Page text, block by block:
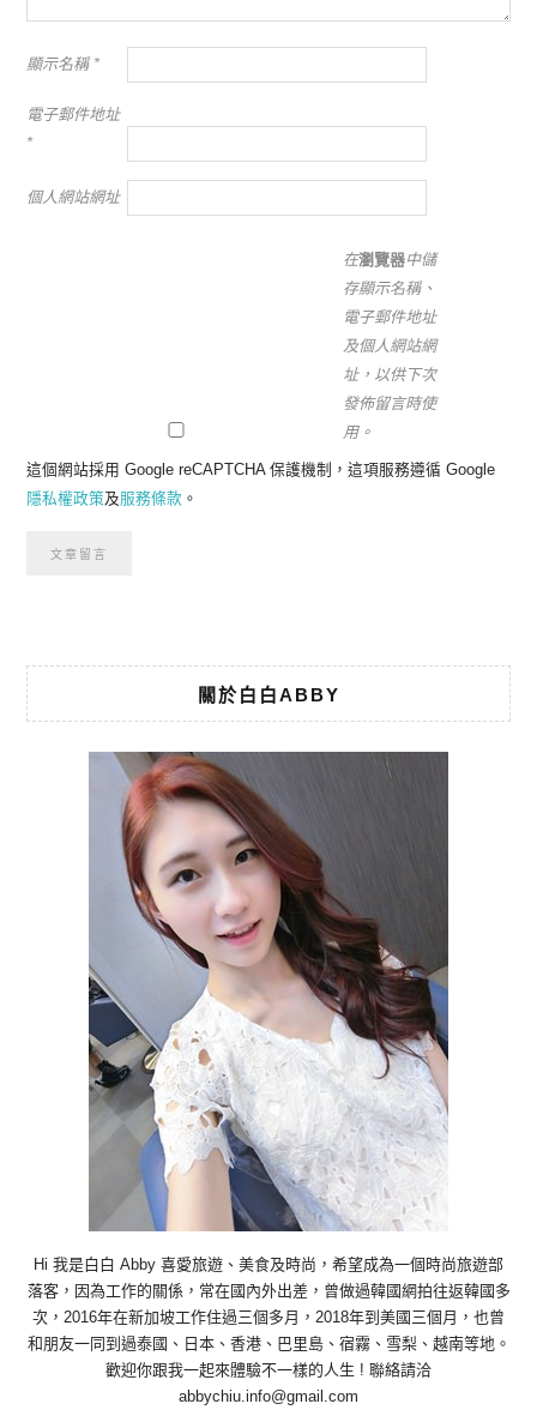
顯示名稱 *
電子郵件地址
*
個人網站網址
在瀏覽器中儲
存顯示名稱、
電子郵件地址
及個人網站網
址，以供下次
發佈留言時使
用。
這個網站採用 Google reCAPTCHA 保護機制，這項服務遵循 Google
隱私權政策及服務條款 。
關於白白ABBY
Hi 我是白白 Abby 喜愛旅遊、美食及時尚，希望成為一個時尚旅遊部
落客，因為工作的關係，常在國內外出差，曾做過韓國網拍往返韓國多
次，2016年在新加坡工作住過三個多月，2018年到美國三個月，也曾
和朋友一同到過泰國、日本、香港、巴里島、宿霧、雪梨、越南等地。
歡迎你跟我一起來體驗不一樣的人生 ! 聯絡請洽
abbychiu.info@gmail.com